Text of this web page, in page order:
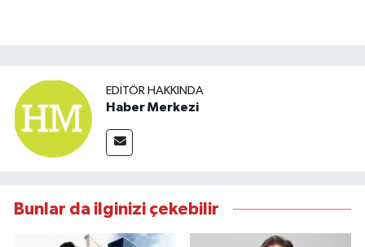
EDITÖR HAKKINDA
Haber Merkezi
Bunlar da ilginizi çekebilir